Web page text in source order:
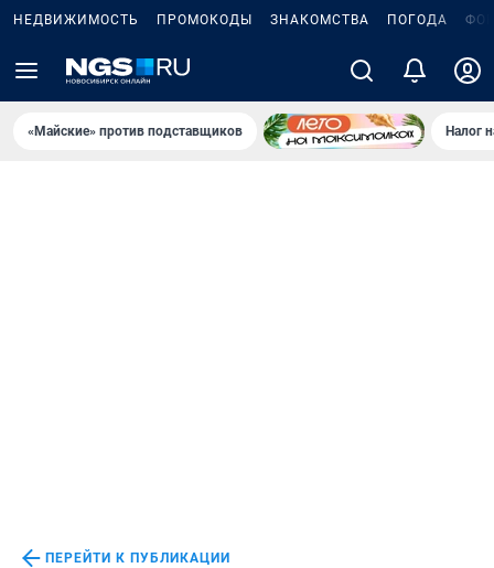
НЕДВИЖИМОСТЬ ПРОМОКОДЫ ЗНАКОМСТВА ПОГОДА
«Майские» против подставщиков Налог
ПЕРЕЙТИ К ПУБЛИКАЦИИ